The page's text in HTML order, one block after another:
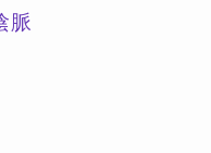
脈